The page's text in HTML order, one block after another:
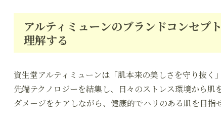
アルティミューンのブランドコンセプ
理解する
資生堂アルティミューンは「肌本来の美しさを守り抜
先端テクノロジーを結集し、日々のストレス環境から
ダメージをケアしながら、健康的でハリのある肌を目指